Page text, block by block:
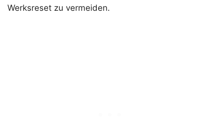
Werksreset zu vermeiden.